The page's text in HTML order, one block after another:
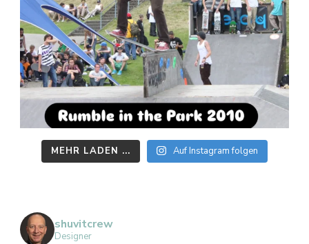
MEHR LADEN ... Auf Instagram folgen
shuvitcrew
Designer